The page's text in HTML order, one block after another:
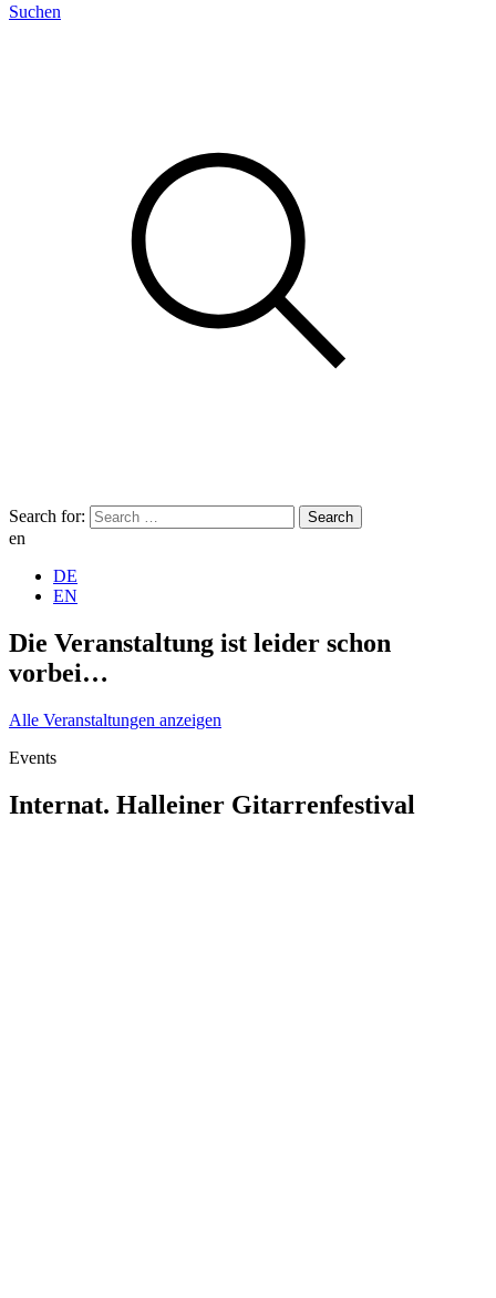
Suchen
Search for:
en
DE
EN
Die Veranstaltung ist leider schon
vorbei…
Alle Veranstaltungen anzeigen
Events
Internat. Halleiner Gitarrenfestival